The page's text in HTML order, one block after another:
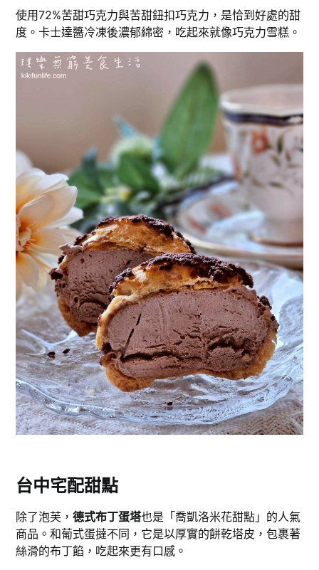
使用72%苦甜巧克力與苦甜鈕扣巧克力，是恰到好處的甜
度。卡士達醬冷凍後濃郁綿密，吃起來就像巧克力雪糕。
台中宅配甜點
除了泡芙，德式布丁蛋塔也是「喬凱洛米花甜點」的人氣
商品。和葡式蛋撻不同，它是以厚實的餅乾塔皮，包裹著
絲滑的布丁餡，吃起來更有口感。